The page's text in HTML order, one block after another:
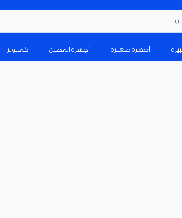
أجهزة صغيرة أجهزة المطبخ كمبيوتر